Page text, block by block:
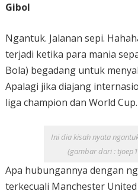
Gibol
Ngantuk. Jalanan sepi.
terjadi ketika para mania
Bola) begadang untuk
Apalagi jika diajang
liga champion dan World Cup.
Ini dia kisah nyata
(gambar dari :
Apa hubungannya dengan
terkecuali Manchester